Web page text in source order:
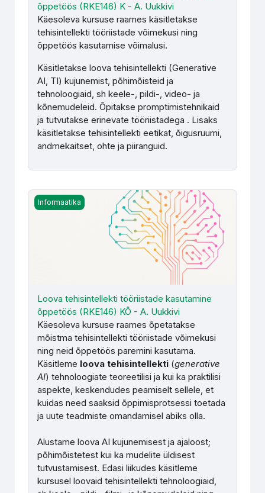
õppetöös (RKE146) K - A. Uukkivi
Käesoleva kursuse raames käsitletakse
tehisintellekti tööriistade võimekusi ning
õppetöös kasutamise võimalusi.
Käsitletakse loova tehisintellekti (Generative
AI, TI) kujunemist, põhimõisteid ja
tehnoloogiaid, sh keele-, pildi-, video- ja
kõnemudeleid. Õpitakse promptimistehnikaid
ja tutvutakse erinevate tööriistadega . Lisaks
käsitletakse tehisintellekti eetikat, õigusruumi,
andmekaitset, ohte ja piiranguid.
Loova tehisintellekti tööriistade kasutamine õppetöös
Informaatika
Loova tehisintellekti tööriistade kasutamine
õppetöös (RKE146) KÕ - A. Uukkivi
Käesoleva kursuse raames õpetatakse
mõistma tehisintellekti tööriistade võimekusi
ning neid õppetöös paremini kasutama.
Käsitleme loova tehisintellekti (generative
AI) tehnoloogiate teoreetilisi ja kui ka praktilisi
aspekte, keskendudes peamiselt sellele, et
kuidas need saaksid õppimisprotsessi toetada
ja uute teadmiste omandamisel abiks olla.
Alustame loova AI kujunemisest ja ajaloost;
põhimõistetest kui ka mudelite üldisest
tutvustamisest. Edasi liikudes käsitleme
kursusel loovaid tehisintellekti tehnoloogiaid,